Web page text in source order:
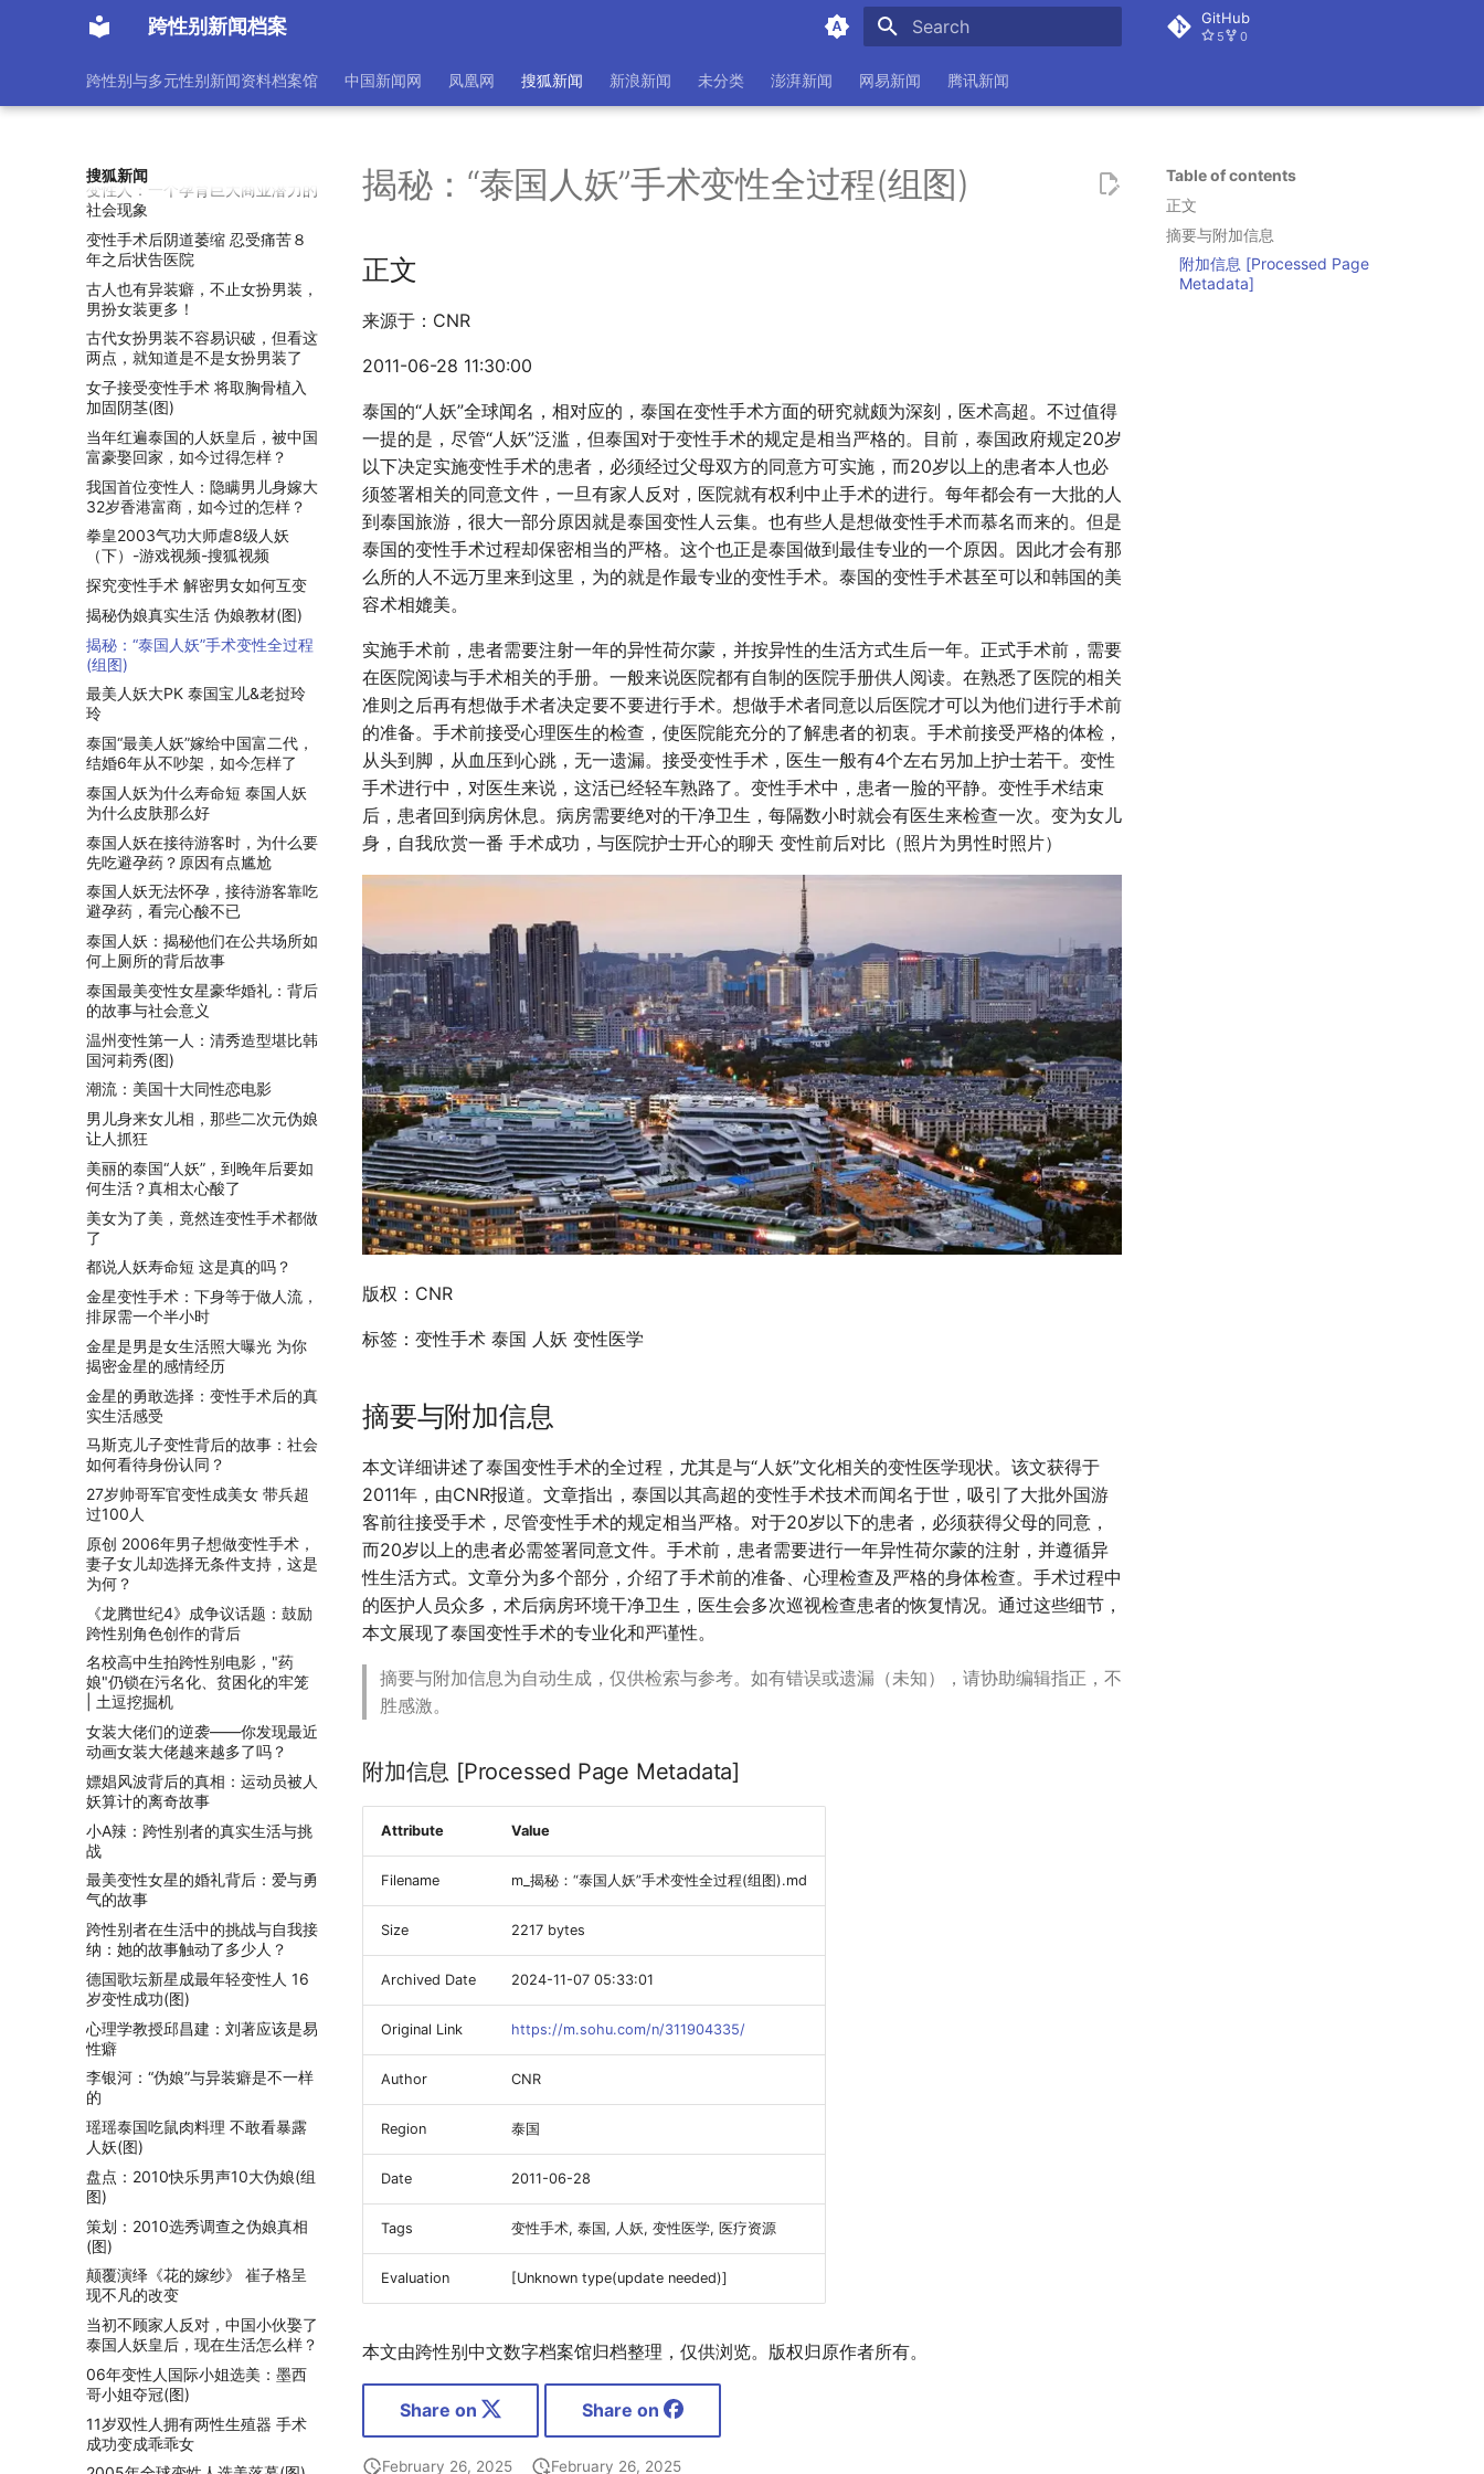
跨性别新闻档案 GitHub
5 0
跨性别与多元性别新闻资料档案馆 中国新闻网 凤凰网 搜狐新闻 新浪新闻 未分类 澎湃新闻 网易新闻 腾讯新闻
搜狐新闻
姐”：屈辱不重要，做自己才重要
人妖超过60万，佛教盛行的泰
报告发现，英国数百名跨性别者被
禁止接受激素替代疗法
变性人：一个孕育巨大商业潜力的
社会现象
变性手术后阴道萎缩 忍受痛苦８
年之后状告医院
古人也有异装癖，不止女扮男装，
男扮女装更多！
古代女扮男装不容易识破，但看这
两点，就知道是不是女扮男装了
女子接受变性手术 将取胸骨植入
加固阴茎(图)
当年红遍泰国的人妖皇后，被中国
富豪娶回家，如今过得怎样？
我国首位变性人：隐瞒男儿身嫁大
32岁香港富商，如今过的怎样？
拳皇2003气功大师虐8级人妖
（下）-游戏视频-搜狐视频
探究变性手术 解密男女如何互变
揭秘伪娘真实生活 伪娘教材(图)
揭秘：“泰国人妖”手术变性全过程
(组图)
最美人妖大PK 泰国宝儿&老挝玲
玲
泰国“最美人妖”嫁给中国富二代，
结婚6年从不吵架，如今怎样了
泰国人妖为什么寿命短 泰国人妖
为什么皮肤那么好
泰国人妖在接待游客时，为什么要
先吃避孕药？原因有点尴尬
泰国人妖无法怀孕，接待游客靠吃
避孕药，看完心酸不已
泰国人妖：揭秘他们在公共场所如
何上厕所的背后故事
泰国最美变性女星豪华婚礼：背后
的故事与社会意义
温州变性第一人：清秀造型堪比韩
国河莉秀(图)
潮流：美国十大同性恋电影
男儿身来女儿相，那些二次元伪娘
让人抓狂
美丽的泰国“人妖”，到晚年后要如
何生活？真相太心酸了
美女为了美，竟然连变性手术都做
了
都说人妖寿命短 这是真的吗？
金星变性手术：下身等于做人流，
排尿需一个半小时
金星是男是女生活照大曝光 为你
揭密金星的感情经历
金星的勇敢选择：变性手术后的真
实生活感受
马斯克儿子变性背后的故事：社会
如何看待身份认同？
27岁帅哥军官变性成美女 带兵超
过100人
原创 2006年男子想做变性手术，
妻子女儿却选择无条件支持，这是
为何？
《龙腾世纪4》成争议话题：鼓励
跨性别角色创作的背后
名校高中生拍跨性别电影，"药
娘"仍锁在污名化、贫困化的牢笼
| 土逗挖掘机
女装大佬们的逆袭——你发现最近
动画女装大佬越来越多了吗？
嫖娼风波背后的真相：运动员被人
妖算计的离奇故事
小A辣：跨性别者的真实生活与挑
战
最美变性女星的婚礼背后：爱与勇
气的故事
跨性别者在生活中的挑战与自我接
纳：她的故事触动了多少人？
德国歌坛新星成最年轻变性人 16
岁变性成功(图)
心理学教授邱昌建：刘著应该是易
性癖
李银河：“伪娘”与异装癖是不一样
的
瑶瑶泰国吃鼠肉料理 不敢看暴露
人妖(图)
盘点：2010快乐男声10大伪娘(组
图)
策划：2010选秀调查之伪娘真相
(图)
颠覆演绎《花的嫁纱》 崔子格呈
现不凡的改变
当初不顾家人反对，中国小伙娶了
泰国人妖皇后，现在生活怎么样？
06年变性人国际小姐选美：墨西
哥小姐夺冠(图)
11岁双性人拥有两性生殖器 手术
成功变成乖乖女
Table of contents
正文
摘要与附加信息
附加信息 [Processed Page
Metadata]
揭秘：“泰国人妖”手术变性全过程(组图)
正文
来源于：CNR
2011-06-28 11:30:00
泰国的“人妖”全球闻名，相对应的，泰国在变性手术方面的研究就颇为深刻，医术高超。不过值得
一提的是，尽管“人妖”泛滥，但泰国对于变性手术的规定是相当严格的。目前，泰国政府规定20岁
以下决定实施变性手术的患者，必须经过父母双方的同意方可实施，而20岁以上的患者本人也必
须签署相关的同意文件，一旦有家人反对，医院就有权利中止手术的进行。每年都会有一大批的人
到泰国旅游，很大一部分原因就是泰国变性人云集。也有些人是想做变性手术而慕名而来的。但是
泰国的变性手术过程却保密相当的严格。这个也正是泰国做到最佳专业的一个原因。因此才会有那
么所的人不远万里来到这里，为的就是作最专业的变性手术。泰国的变性手术甚至可以和韩国的美
容术相媲美。
实施手术前，患者需要注射一年的异性荷尔蒙，并按异性的生活方式生后一年。正式手术前，需要
在医院阅读与手术相关的手册。一般来说医院都有自制的医院手册供人阅读。在熟悉了医院的相关
准则之后再有想做手术者决定要不要进行手术。想做手术者同意以后医院才可以为他们进行手术前
的准备。手术前接受心理医生的检查，使医院能充分的了解患者的初衷。手术前接受严格的体检，
从头到脚，从血压到心跳，无一遗漏。接受变性手术，医生一般有4个左右另加上护士若干。变性
手术进行中，对医生来说，这活已经轻车熟路了。变性手术中，患者一脸的平静。变性手术结束
后，患者回到病房休息。病房需要绝对的干净卫生，每隔数小时就会有医生来检查一次。变为女儿
身，自我欣赏一番 手术成功，与医院护士开心的聊天 变性前后对比（照片为男性时照片）
版权：CNR
标签：变性手术 泰国 人妖 变性医学
摘要与附加信息
本文详细讲述了泰国变性手术的全过程，尤其是与“人妖”文化相关的变性医学现状。该文获得于
2011年，由CNR报道。文章指出，泰国以其高超的变性手术技术而闻名于世，吸引了大批外国游
客前往接受手术，尽管变性手术的规定相当严格。对于20岁以下的患者，必须获得父母的同意，
而20岁以上的患者必需签署同意文件。手术前，患者需要进行一年异性荷尔蒙的注射，并遵循异
性生活方式。文章分为多个部分，介绍了手术前的准备、心理检查及严格的身体检查。手术过程中
的医护人员众多，术后病房环境干净卫生，医生会多次巡视检查患者的恢复情况。通过这些细节，
本文展现了泰国变性手术的专业化和严谨性。
摘要与附加信息为自动生成，仅供检索与参考。如有错误或遗漏（未知），请协助编辑指正，不
胜感激。
附加信息 [Processed Page Metadata]
Attribute Value
Filename m_揭秘：“泰国人妖”手术变性全过程(组图).md
Size 2217 bytes
Archived Date 2024-11-07 05:33:01
Original Link https://m.sohu.com/n/311904335/
Author CNR
Region 泰国
Date 2011-06-28
Tags 变性手术, 泰国, 人妖, 变性医学, 医疗资源
Evaluation [Unknown type(update needed)]
本文由跨性别中文数字档案馆归档整理，仅供浏览。版权归原作者所有。
Share on Share on
February 26, 2025 February 26, 2025